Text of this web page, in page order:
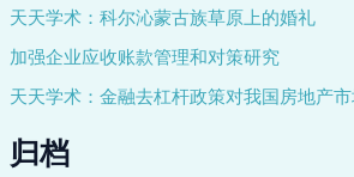
天天学术：科尔沁蒙古族草原上的婚礼
加强企业应收账款管理和对策研究
天天学术：金融去杠杆政策对我国房地产
归档